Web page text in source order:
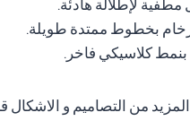
مطفية لإطلالة هادئة.
بخطوط ممتدة طويلة.
بنمط كلاسيكي فاخر.
من التصاميم و الاشكال